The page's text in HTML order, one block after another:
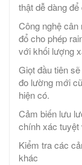
thật dễ dàng
Công nghệ
đổ cho phép
với khối lượng
Giọt đầu tiên
đo lường mới
hiện có.
Cảm biến lưu
chính xác tuyệt
Kiểm tra các
khác